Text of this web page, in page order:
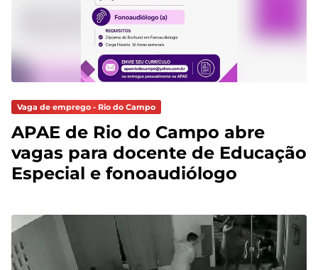
Vaga de emprego - Rio do Campo
APAE de Rio do Campo abre
vagas para docente de Educação
Especial e fonoaudiólogo